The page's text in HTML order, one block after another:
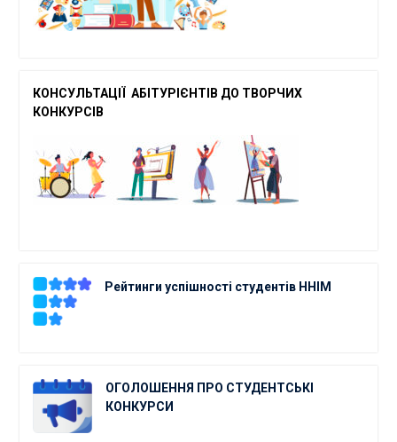
КОНСУЛЬТАЦІЇ АБІТУРІЄНТІВ ДО ТВОРЧИХ
КОНКУРСІВ
Рейтинги успішності студентів ННІМ
ОГОЛОШЕННЯ ПРО СТУДЕНТСЬКІ
КОНКУРСИ